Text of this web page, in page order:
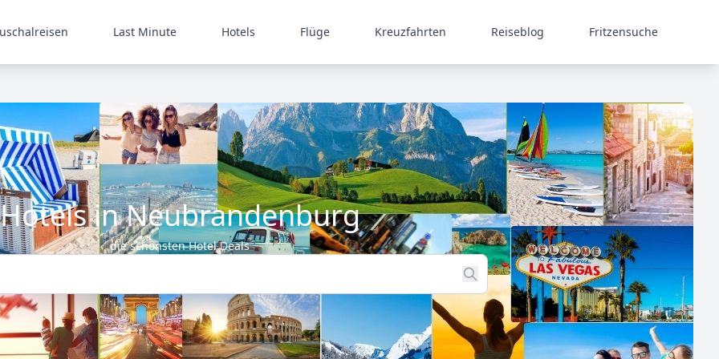
Last Minute Hotels Flüge Kreuzfahrten Reiseblog Fritzensuche
Hotels in Neubrandenburg
die schönsten Hotel Deals